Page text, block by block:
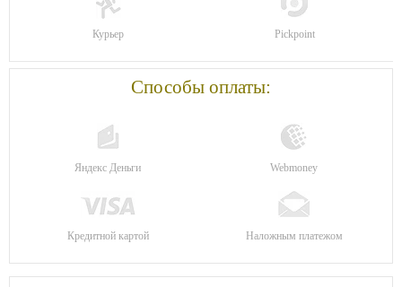
Курьер Pickpoint
Способы оплаты:
Яндекс Деньги Webmoney
Кредитной картой Наложным платежом